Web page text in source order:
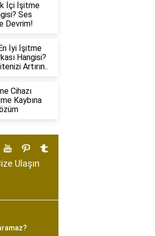
İçi İşitme
Ses
Devrim!
İyi İşitme
Hangisi?
Artırın..
Cihazı
Kaybına
Ulaşın